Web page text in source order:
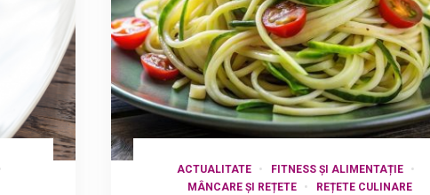
ACTUALITATE
FITNESS ȘI ALIMENTAȚIE
MÂNCARE ȘI REȚETE
REȚETE CULINARE